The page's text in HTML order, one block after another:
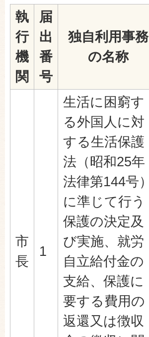
執
行
機
関
届
出
番
号
独自利用事務
の名称
市
長
1
生活に困窮す
る外国人に対
する生活保護
法（昭和25年
法律第144号）
に準じて行う
保護の決定及
び実施、就労
自立給付金の
支給、保護に
要する費用の
返還又は徴収